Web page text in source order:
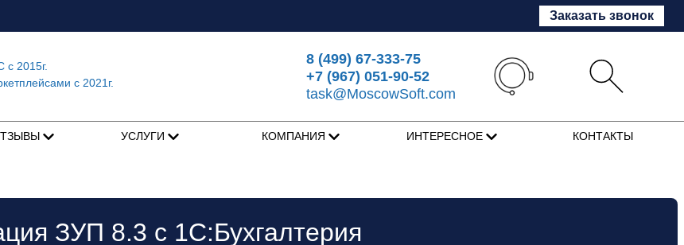
Заказать звонок
с 2015г.
с 2021г.
8 (499) 67-333-75
+7 (967) 051-90-52
task@MoscowSoft.com
УСЛУГИ КОМПАНИЯ ИНТЕРЕСНОЕ КОНТАКТЫ
ЗУП 8.3 с 1С:Бухгалтерия